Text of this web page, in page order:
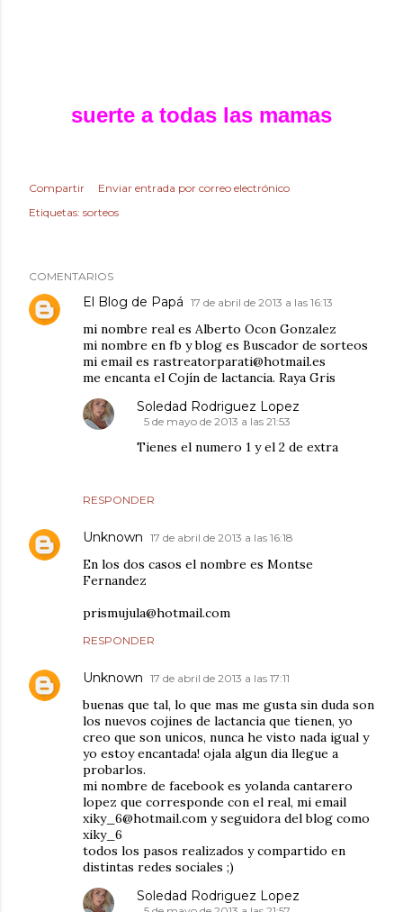
suerte a todas las mamas
Compartir
Enviar entrada por correo electrónico
Etiquetas: sorteos
COMENTARIOS
El Blog de Papá 17 de abril de 2013 a las 16:13
mi nombre real es Alberto Ocon Gonzalez
mi nombre en fb y blog es Buscador de sorteos
mi email es rastreatorparati@hotmail.es
me encanta el Cojín de lactancia. Raya Gris
RESPONDER
Soledad Rodriguez Lopez
5 de mayo de 2013 a las 21:53
Tienes el numero 1 y el 2 de extra
Unknown 17 de abril de 2013 a las 16:18
En los dos casos el nombre es Montse
Fernandez
prismujula@hotmail.com
RESPONDER
Unknown 17 de abril de 2013 a las 17:11
buenas que tal, lo que mas me gusta sin duda son
los nuevos cojines de lactancia que tienen, yo
creo que son unicos, nunca he visto nada igual y
yo estoy encantada! ojala algun dia llegue a
probarlos.
mi nombre de facebook es yolanda cantarero
lopez que corresponde con el real, mi email
xiky_6@hotmail.com y seguidora del blog como
xiky_6
todos los pasos realizados y compartido en
distintas redes sociales ;)
Soledad Rodriguez Lopez